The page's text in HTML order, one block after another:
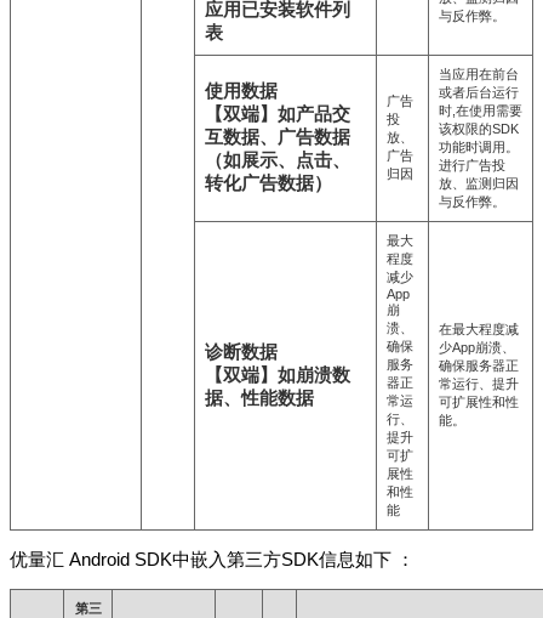
应用已安装软件列
表
与反作弊。
使用数据
【双端】如产品交
互数据、广告数据
（如展示、点击、
转化广告数据）
广告
投
放、
广告
归因
当应用在前台
或者后台运行
时,在使用需要
该权限的SDK
功能时调用。
进行广告投
放、监测归因
与反作弊。
诊断数据
【双端】如崩溃数
据、性能数据
最大
程度
减少
App
崩
溃、
确保
服务
器正
常运
行、
提升
可扩
展性
和性
能
在最大程度减
少App崩溃、
确保服务器正
常运行、提升
可扩展性和性
能。
优量汇 Android SDK中嵌入第三方SDK信息如下 ：
第三